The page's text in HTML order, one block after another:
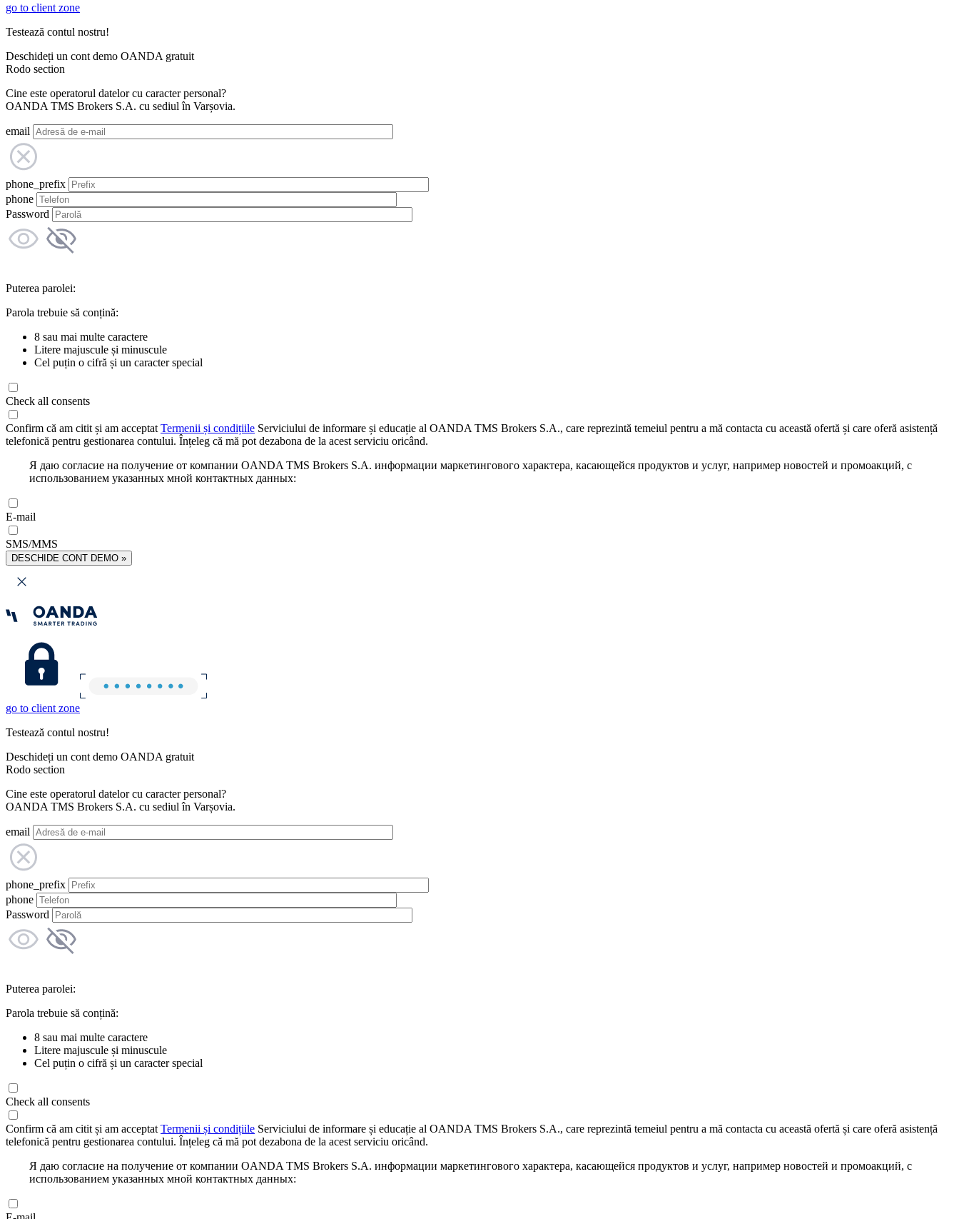
go to client zone
Testează contul nostru!
Deschideți un cont demo OANDA gratuit
Rodo section
Cine este operatorul datelor cu caracter personal?
OANDA TMS Brokers S.A. cu sediul în Varșovia.
email
phone_prefix
phone
Password
Puterea parolei:
Parola trebuie să conțină:
8 sau mai multe caractere
Litere majuscule și minuscule
Cel puțin o cifră și un caracter special
Check all consents
Confirm că am citit și am acceptat Termenii și condițiile Serviciului de informare și educație al OANDA TMS Brokers S.A., care reprezintă temeiul pentru a mă contacta cu această ofertă și care oferă asistență
telefonică pentru gestionarea contului. Înțeleg că mă pot dezabona de la acest serviciu oricând.
Я даю согласие на получение от компании OANDA TMS Brokers S.A. информации маркетингового характера, касающейся продуктов и услуг, например новостей и промоакций, с
использованием указанных мной контактных данных:
E-mail
SMS/MMS
DESCHIDE CONT DEMO »
go to client zone
Testează contul nostru!
Deschideți un cont demo OANDA gratuit
Rodo section
Cine este operatorul datelor cu caracter personal?
OANDA TMS Brokers S.A. cu sediul în Varșovia.
email
phone_prefix
phone
Password
Puterea parolei:
Parola trebuie să conțină:
8 sau mai multe caractere
Litere majuscule și minuscule
Cel puțin o cifră și un caracter special
Check all consents
Confirm că am citit și am acceptat Termenii și condițiile Serviciului de informare și educație al OANDA TMS Brokers S.A., care reprezintă temeiul pentru a mă contacta cu această ofertă și care oferă asistență
telefonică pentru gestionarea contului. Înțeleg că mă pot dezabona de la acest serviciu oricând.
Я даю согласие на получение от компании OANDA TMS Brokers S.A. информации маркетингового характера, касающейся продуктов и услуг, например новостей и промоакций, с
использованием указанных мной контактных данных: